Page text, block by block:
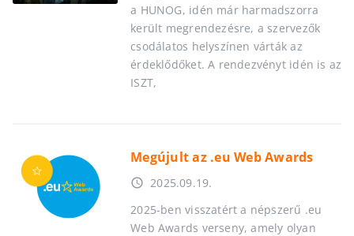
a HUNOG, idén már harmadszorra
került megrendezésre, a szervezők
csodálatos helyszínen várták az
érdeklődőket. A rendezvényt idén is az
ISZT,
Megújult az .eu Web Awards
access_time 2025.09.19.
2025-ben visszatért a népszerű .eu
Web Awards verseny, amely olyan